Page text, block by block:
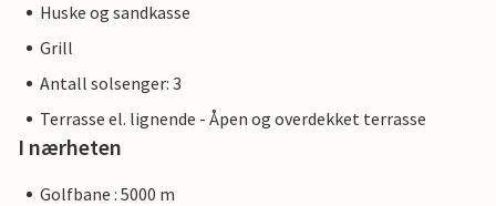
Huske og sandkasse
Grill
Antall solsenger: 3
Terrasse el. lignende - Åpen og overdekket terrasse
I nærheten
Golfbane : 5000 m